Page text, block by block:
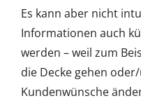
Es kann aber nicht
Informationen auch
werden – weil zum
die Decke gehen
Kundenwünsche